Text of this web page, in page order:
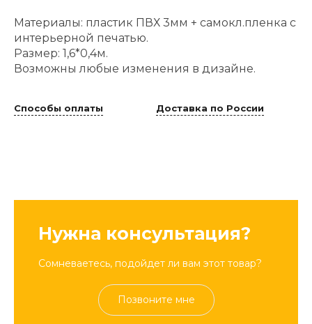
Материалы: пластик ПВХ 3мм + самокл.пленка с
интерьерной печатью.
Размер: 1,6*0,4м.
Возможны любые изменения в дизайне.
Способы оплаты Доставка по России
Нужна консультация?
Сомневаетесь, подойдет ли вам этот товар?
Позвоните мне